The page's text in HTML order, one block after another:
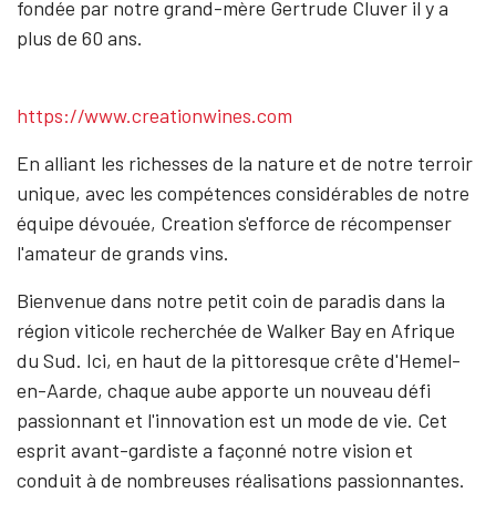
fondée par notre grand-mère Gertrude Cluver il y a
plus de 60 ans.
https://www.creationwines.com
En alliant les richesses de la nature et de notre terroir
unique, avec les compétences considérables de notre
équipe dévouée, Creation s'efforce de récompenser
l'amateur de grands vins.
Bienvenue dans notre petit coin de paradis dans la
région viticole recherchée de Walker Bay en Afrique
du Sud. Ici, en haut de la pittoresque crête d'Hemel-
en-Aarde, chaque aube apporte un nouveau défi
passionnant et l'innovation est un mode de vie. Cet
esprit avant-gardiste a façonné notre vision et
conduit à de nombreuses réalisations passionnantes.